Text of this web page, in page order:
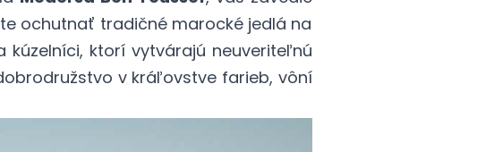
ochutnať tradičné marocké jedlá na
ktorí vytvárajú neuveriteľnú
v kráľovstve farieb, vôní